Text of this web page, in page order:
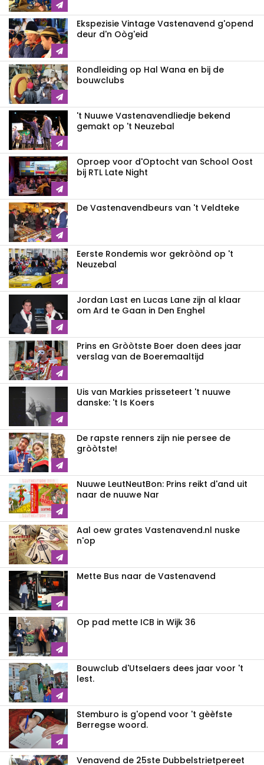
Ekspezisie Vintage Vastenavend g'opend
deur d'n Oòg'eid
Rondleiding op Hal Wana en bij de
bouwclubs
't Nuuwe Vastenavendliedje bekend
gemakt op 't Neuzebal
Oproep voor d'Optocht van School Oost
bij RTL Late Night
De Vastenavendbeurs van 't Veldteke
Eerste Rondemis wor gekròònd op 't
Neuzebal
Jordan Last en Lucas Lane zijn al klaar
om Ard te Gaan in Den Enghel
Prins en Gròòtste Boer doen dees jaar
verslag van de Boeremaaltijd
Uis van Markies prisseteert 't nuuwe
danske: 't Is Koers
De rapste renners zijn nie persee de
gròòtste!
Nuuwe LeutNeutBon: Prins reikt d'and uit
naar de nuuwe Nar
Aal oew grates Vastenavend.nl nuske
n'op
Mette Bus naar de Vastenavend
Op pad mette ICB in Wijk 36
Bouwclub d'Utselaers dees jaar voor 't
lest.
Stemburo is g'opend voor 't gèèfste
Berregse woord.
Venavend de 25ste Dubbelstrietpereet